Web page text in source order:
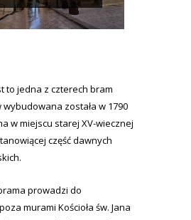
to jedna z czterech bram
została w 1790
w miejscu starej XV-wiecznej
część dawnych
prowadzi do
murami Kościoła św. Jana